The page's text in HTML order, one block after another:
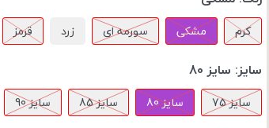
کرم مشکی سورمه ای زرد قرمز
سایز: سایز 80
سایز 75 سایز 80 سایز 85 سایز 90